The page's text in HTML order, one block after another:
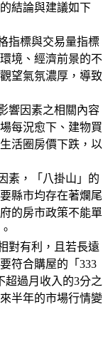
結論與建議如下
指標與交易量指標
境、經濟前景的不
望氣氛濃厚，導致
響因素之相關內容
每況愈下、建物買
活圈房價下跌，以
素，「八掛山」的
縣市均存在著爛尾
的房市政策不能單
對有利，且若長遠
符合購屋的「333
超過月收入的3分之
半年的市場行情變